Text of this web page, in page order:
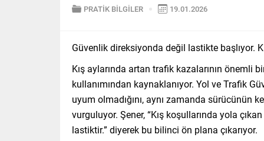
PRATİK BİLGİLER 19.01.2026
Güvenlik direksiyonda değil lastikte başlıyor.
Kış aylarında artan trafik kazalarının önemli
kullanımından kaynaklanıyor. Yol ve Trafik
uyum olmadığını, aynı zamanda sürücünün
vurguluyor. Şener, “Kış koşullarında yola
lastiktir.” diyerek bu bilinci ön plana çıkarıyor.